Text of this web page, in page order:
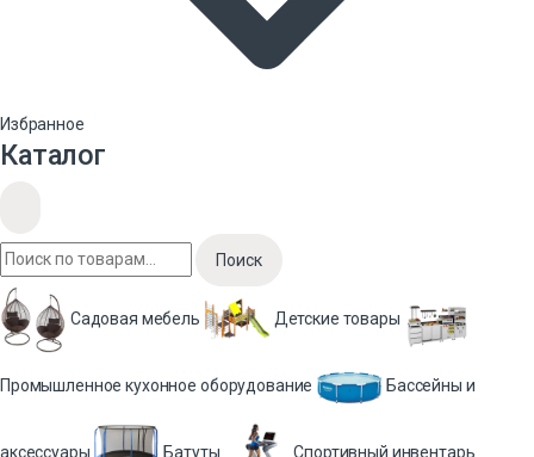
Избранное
Каталог
Поиск
Садовая мебель Детские товары
Промышленное кухонное оборудование Бассейны и
аксессуары Батуты Спортивный инвентарь